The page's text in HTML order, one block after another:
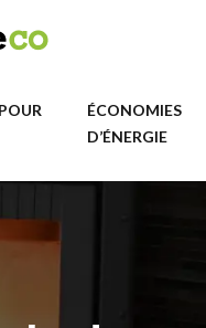
ÉCONOMIES
D’ÉNERGIE